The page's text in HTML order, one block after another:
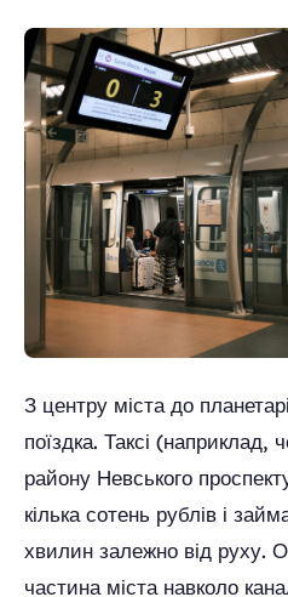
З центру міста до
поїздка. Таксі
району Невського
кілька сотень рублів і
хвилин залежно від руху.
частина міста навколо